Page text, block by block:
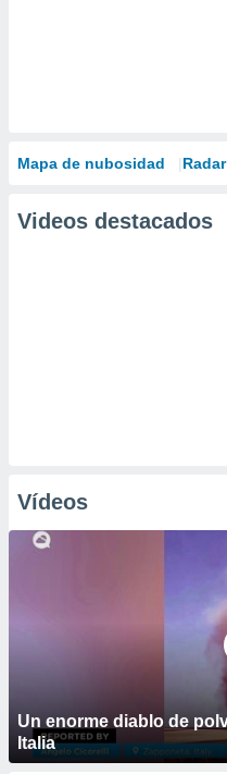
Mapa de nubosidad
Videos destacados
Vídeos
Un enorme diablo de
Italia